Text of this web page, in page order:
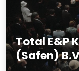
Total E&P
(Safen)